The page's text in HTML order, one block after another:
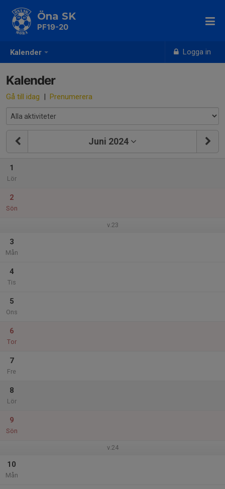
Kalender Logga in
Öna SK
PF19-20
Kalender
Gå till idag | Prenumerera
Juni 2024
1
Lör
2
Sön
v.23
3
Mån
4
Tis
5
Ons
6
Tor
7
Fre
8
Lör
9
Sön
v.24
10
Mån